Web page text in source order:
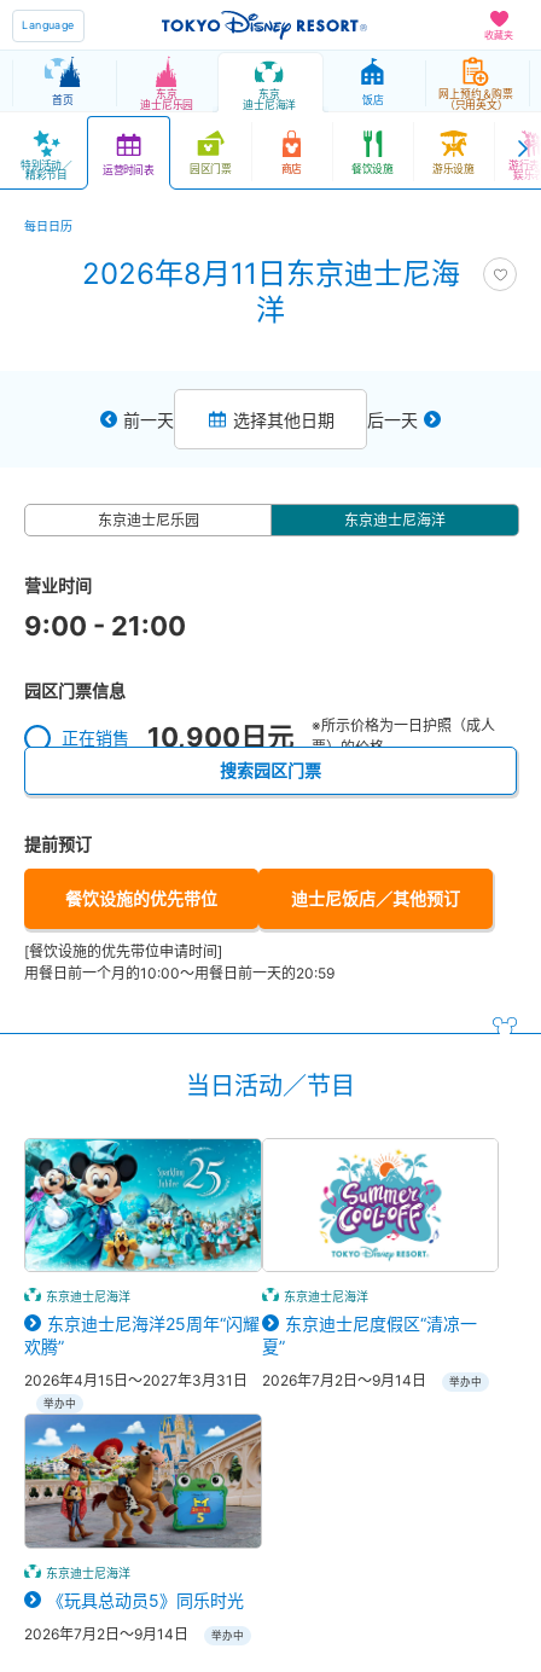
收藏夹
Language
首页 东京
迪士尼乐园
东京
迪士尼海洋 饭店 网上预约＆购票
（只用英文）
特别活动／
精彩节目 运营时间表 园区门票 商店 餐饮设施 游乐设施 游行
娱乐
每日日历
2026年8月11日东京迪士尼海
洋
前一天 选择其他日期 后一天
东京迪士尼乐园 东京迪士尼海洋
营业时间
9:00 - 21:00
园区门票信息
正在销售 10,900日元
※所示价格为一日护照（成人
票）的价格。
搜索园区门票
提前预订
餐饮设施的优先带位 迪士尼饭店／其他预订
[餐饮设施的优先带位申请时间]
用餐日前一个月的10:00～用餐日前一天的20:59
当日活动／节目
东京迪士尼海洋
东京迪士尼海洋25周年“闪耀
欢腾”
2026年4月15日～2027年3月31日
举办中
东京迪士尼海洋
东京迪士尼度假区“清凉一
夏”
2026年7月2日～9月14日 举办中
东京迪士尼海洋
《玩具总动员5》同乐时光
2026年7月2日～9月14日 举办中